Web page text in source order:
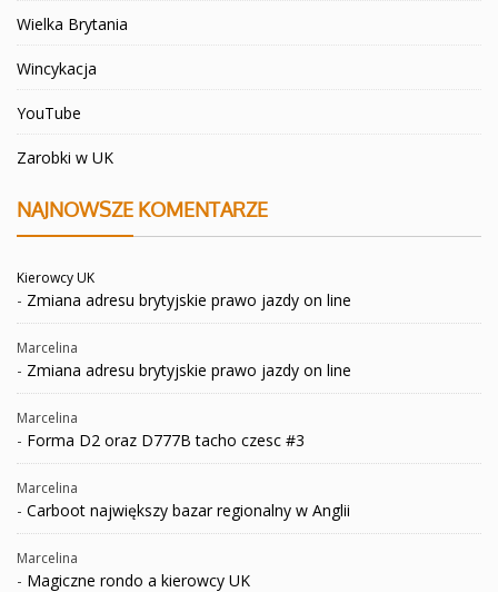
Wielka Brytania
Wincykacja
YouTube
Zarobki w UK
NAJNOWSZE KOMENTARZE
Kierowcy UK
- Zmiana adresu brytyjskie prawo jazdy on line
Marcelina
- Zmiana adresu brytyjskie prawo jazdy on line
Marcelina
- Forma D2 oraz D777B tacho czesc #3
Marcelina
- Carboot największy bazar regionalny w Anglii
Marcelina
- Magiczne rondo a kierowcy UK